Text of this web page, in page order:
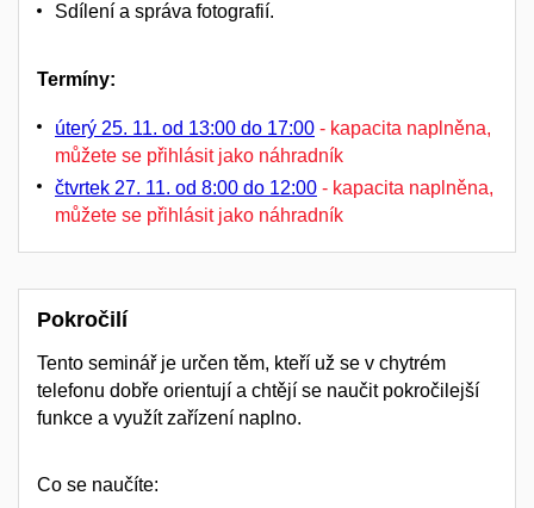
Sdílení a správa fotografií.
Termíny:
úterý 25. 11. od 13:00 do 17:00 - kapacita naplněna,
můžete se přihlásit jako náhradník
čtvrtek 27. 11. od 8:00 do 12:00 - kapacita naplněna,
můžete se přihlásit jako náhradník
Pokročilí
Tento seminář je určen těm, kteří už se v chytrém
telefonu dobře orientují a chtějí se naučit pokročilejší
funkce a využít zařízení naplno.
Co se naučíte: